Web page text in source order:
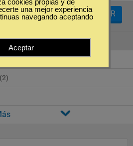
FILTRAR
(2)
cookies propias y de
una mejor experiencia
navegando aceptando
Aceptar